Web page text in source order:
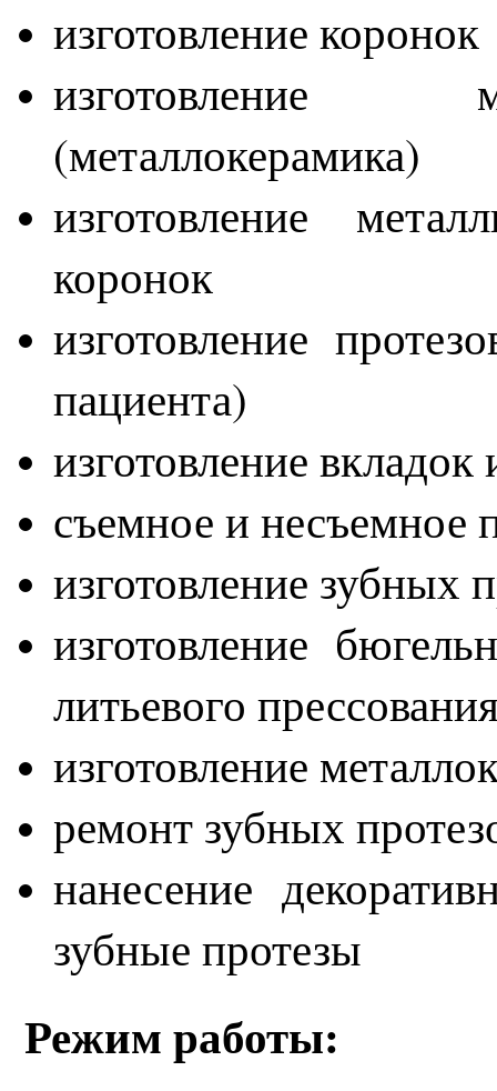
изготовление коронок
изготовление
(металлокерамика)
изготовление
коронок
изготовление
пациента)
изготовление
съемное и несъемное
изготовление зубных
изготовление
литьевого
изготовление
ремонт зубных
нанесение
зубные протезы
Режим работы: